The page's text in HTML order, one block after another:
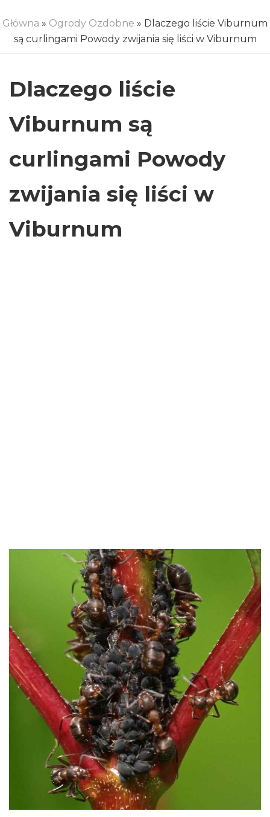
Główna » Ogrody Ozdobne » Dlaczego liście Viburnum
są curlingami Powody zwijania się liści w Viburnum
Dlaczego liście
Viburnum są
curlingami Powody
zwijania się liści w
Viburnum